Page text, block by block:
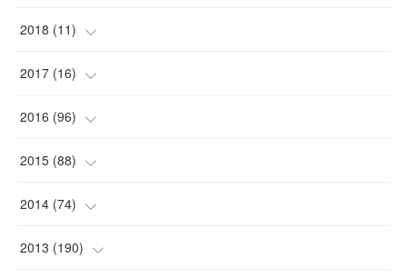
( 1)
(1)
( 1)
(1)
2018 (11)
(2)
(1)
(1)
(1)
2017 (16)
(1)
(2)
(1)
( 3)
2016 (96)
(2)
(5)
(6)
2015 (88)
(4)
(7)
2014 (74)
(9)
2013 (190)